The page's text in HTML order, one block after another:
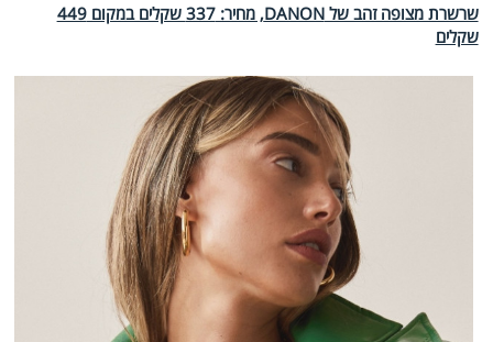
שרשרת מצופה זהב של DANON, מחיר: 337 שקלים במקום 449
שקלים